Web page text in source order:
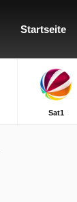
Startseite
Sat1